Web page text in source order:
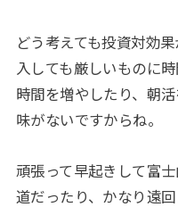
どう考えても投資対効
入しても厳しいものに
時間を増やしたり、朝
味がないですからね。
頑張って早起きして富
道だったり、かなり遠